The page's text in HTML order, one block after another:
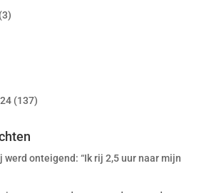
(3)
(137)
werd onteigend: “Ik rij 2,5 uur naar mijn